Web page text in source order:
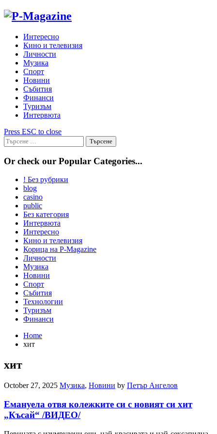
Skip
Интересно
Кино и телевизия
Личности
Музика
Спорт
Новини
Събития
Финанси
Туризъм
Интервюта
Press ESC to close
Търсене
за:
Or check our Popular Categories...
! Без рубрики
blog
casino
public
Без категория
Интервюта
Интересно
Кино и телевизия
Корица на P-Magazine
Личности
Музика
Новини
Спорт
Събития
Технологии
Туризъм
Финанси
Home
хит
хит
October 27, 2025 Музика, Новини by Петър Ангелов
Емануела отвя колежките си с новият си хит
„Късай“ /ВИДЕО/